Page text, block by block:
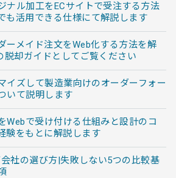
ナル加工をECサイトで受注する方法
も活用できる仕様にて解説します
ーメイド注文をWeb化する方法を解
脱却ガイドとしてご覧ください
イズして製造業向けのオーダーフォー
いて説明します
Webで受け付ける仕組みと設計のコ
験をもとに解説します
社の選び方|失敗しない5つの比較基